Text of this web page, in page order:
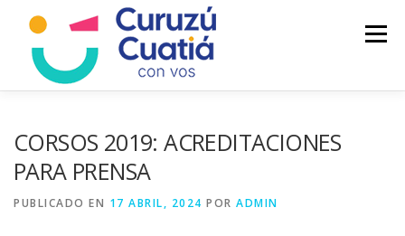
contenido
Menú
CORSOS 2019: ACREDITACIONES
PARA PRENSA
PUBLICADO EN 17 ABRIL, 2024 POR ADMIN